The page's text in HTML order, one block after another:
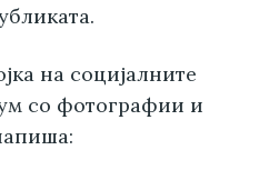
на социјалните
со фотографии и